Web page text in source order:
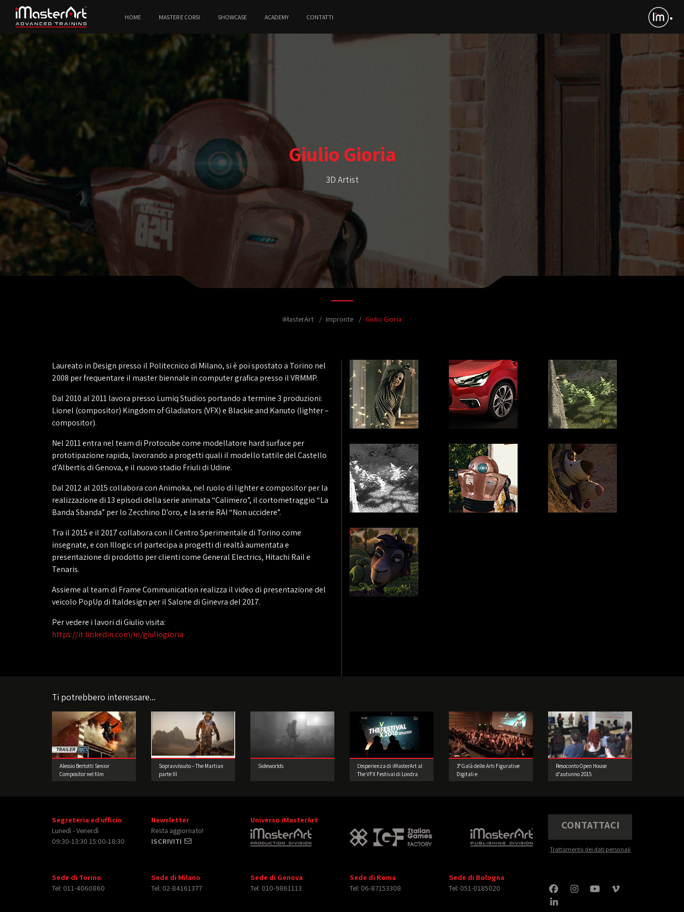
HOME MASTER E CORSI SHOWCASE ACADEMY CONTATTI
Giulio Gioria
3D Artist
iMasterArt Impronte Giulio Gioria
Laureato in Design presso il Politecnico di Milano, si è poi spostato a Torino nel
2008 per frequentare il master biennale in computer grafica presso il VRMMP.
Dal 2010 al 2011 lavora presso Lumiq Studios portando a termine 3 produzioni:
Lionel (compositor) Kingdom of Gladiators (VFX) e Blackie and Kanuto (lighter –
compositor).
Nel 2011 entra nel team di Protocube come modellatore hard surface per
prototipazione rapida, lavorando a progetti quali il modello tattile del Castello
d’Albertis di Genova, e il nuovo stadio Friuli di Udine.
Dal 2012 al 2015 collabora con Animoka, nel ruolo di lighter e compositor per la
realizzazione di 13 episodi della serie animata “Calimero”, il cortometraggio “La
Banda Sbanda” per lo Zecchino D’oro, e la serie RAI “Non uccidere”.
Tra il 2015 e il 2017 collabora con il Centro Sperimentale di Torino come
insegnate, e con Illogic srl partecipa a progetti di realtà aumentata e
presentazione di prodotto per clienti come General Electrics, Hitachi Rail e
Tenaris.
Assieme al team di Frame Communication realizza il video di presentazione del
veicolo PopUp di Italdesign per il Salone di Ginevra del 2017.
Per vedere i lavori di Giulio visita:
https://it.linkedin.com/in/giuliogioria
Ti potrebbero interessare...
Alessio Bertotti Senior
Compositor nel film
Sopravvissuto – The Martian
parte III
Sideworlds
L’esperienza di iMasterArt al
The VFX Festival di Londra
3° Galà delle Arti Figurative
Digitali e
Resoconto Open House
d’autunno 2015
Segreteria ed ufficio
Lunedì - Venerdì
09:30-13:30 15:00-18:30
Newsletter
Resta aggiornato!
ISCRIVITI
Universo iMasterArt CONTATTACI
Trattamento dei dati personali
Sede di Torino
Tel: 011-4060860
Sede di Milano
Tel: 02-84161377
Sede di Genova
Tel: 010-9861113
Sede di Roma
Tel: 06-87153308
Sede di Bologna
Tel: 051-0185020